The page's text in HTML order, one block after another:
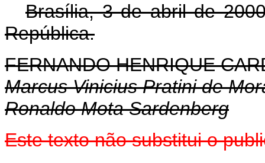
Brasília, 3 de abril de
República.
FERNANDO HENRIQUE
Marcus Vinicius Pratini de
Ronaldo Mota Sardenberg
Este texto não substitui o